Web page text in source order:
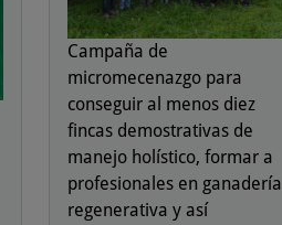
Campaña de
micromecenazgo para
conseguir al menos diez
fincas demostrativas de
manejo holístico, formar a
profesionales en ganadería
regenerativa y así